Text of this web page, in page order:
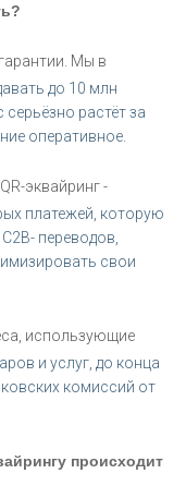
Мы в
до 10 млн
растёт за
оперативное.
эквайринг -
платежей, которую
переводов,
свои
использующие
и услуг, до конца
комиссий от
происходит